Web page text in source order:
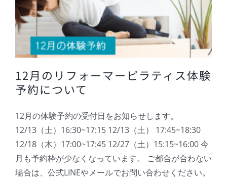
12月のリフォーマーピラティス体験
予約について
12月の体験予約の受付日をお知らせします。
12/13（土）16:30~17:15 12/13（土） 17:45~18:30
12/18（木）17:00~17:45 12/27（土）15:15~16:00 今
月も予約枠が少なくなっています。 ご都合が合わない
場合は、公式LINEやメールでお問い合わせください。